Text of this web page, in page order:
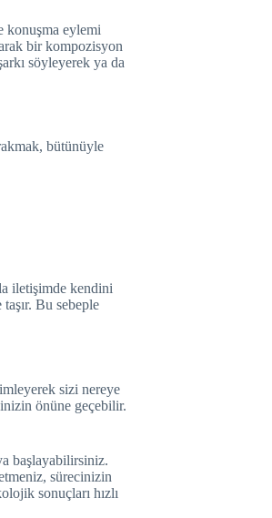
konuşma eylemi
bir kompozisyon
söyleyerek ya da
bütünüyle
iletişimde kendini
Bu sebeple
sizi nereye
önüne geçebilir.
başlayabilirsiniz.
sürecinizin
sonuçları hızlı